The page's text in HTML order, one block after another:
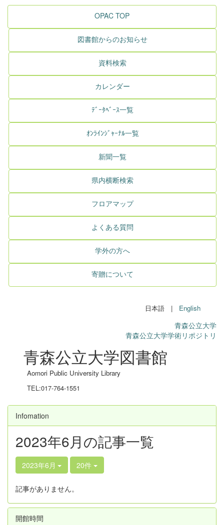
OPAC TOP
図書館からのお知らせ
資料検索
カレンダー
ﾃﾞｰﾀﾍﾞｰｽ一覧
ｵﾝﾗｲﾝｼﾞｬｰﾅﾙ一覧
新聞一覧
県内横断検索
フロアマップ
よくある質問
学外の方へ
寄贈について
日本語 | English
青森公立大学
青森公立大学学術リポジトリ
青森公立大学図書館
Aomori Public University Library
TEL:017-764-1551
Infomation
2023年6月の記事一覧
2023年6月 20件
記事がありません。
開館時間